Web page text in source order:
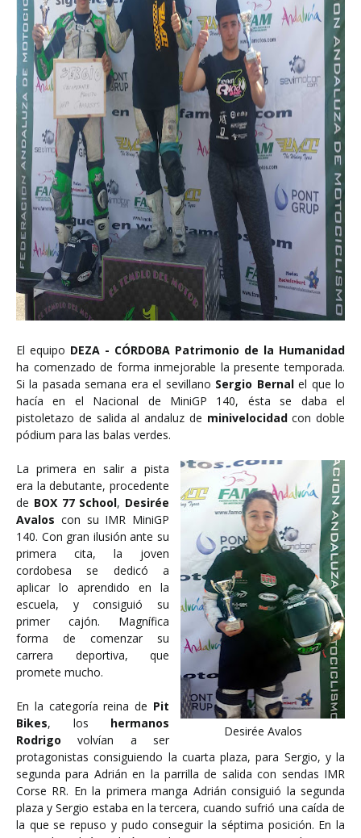
El equipo DEZA - CÓRDOBA Patrimonio de la Humanidad
ha comenzado de forma inmejorable la presente temporada.
Si la pasada semana era el sevillano Sergio Bernalel que lo
hacía en el Nacional de MiniGP 140, ésta se daba el
pistoletazo de salida al andaluz de minivelocidadcon doble
pódium para las balas verdes.
Desirée Avalos
La primera en salir a pista
era la debutante, procedente
de BOX 77 School, Desirée
Avalos con su IMR MiniGP
140. Con gran ilusión ante su
primera cita, la joven
cordobesa se dedicó a
aplicar lo aprendido en la
escuela, y consiguió su
primer cajón. Magnífica
forma de comenzar su
carrera deportiva, que
promete mucho.
En la categoría reina de Pit
Bikes, los hermanos
Rodrigo volvían a ser
protagonistas consiguiendo la cuarta plaza, para Sergio, y la
segunda para Adrián en la parrilla de salida con sendas IMR
Corse RR. En la primera manga Adrián consiguió la segunda
plaza y Sergio estaba en la tercera, cuando sufrió una caída de
la que se repuso y pudo conseguir la séptima posición. En la